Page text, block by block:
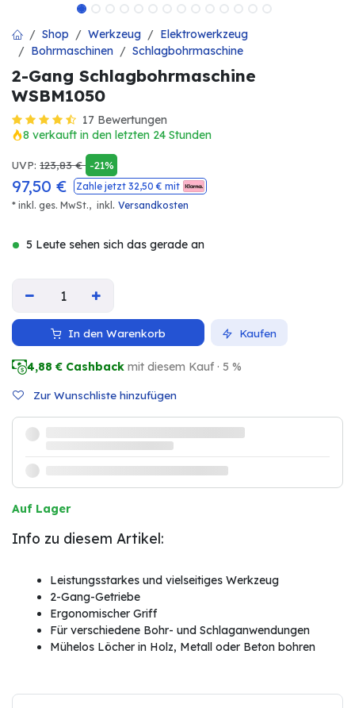
Shop Werkzeug
Elektrowerkzeug
Bohrmaschinen
Schlagbohrmaschine
2-Gang Schlagbohrmaschine
WSBM1050
17 Bewertungen
8 verkauft in den letzten 24 Stunden
UVP: 123,83€ -21%
97,50 € Zahle jetzt 32,50 € mit
* inkl. ges. MwSt., inkl . Versandkosten
5 Leute sehen sich das gerade an
In den Warenkorb Kaufen
4,88 € Cashback mit diesem Kauf · 5 %
Zur Wunschliste hinzufügen
Auf Lager
Info zu diesem Artikel:
Leistungsstarkes und vielseitiges Werkzeug
2-Gang-Getriebe
Ergonomischer Griff
Für verschiedene Bohr- und Schlaganwendungen
Mühelos Löcher in Holz, Metall oder Beton bohren